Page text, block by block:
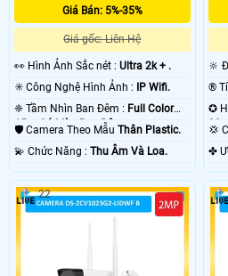
Giá Bán: 5%-35%
Giá gốc: Liên Hệ
️👀 Hình Ảnh Sắc nét : Ultra 2k + .
✳️ Công Nghệ Hình Ảnh : IP Wifi.
❈ Tầm Nhìn Ban Đêm : Full Color
15m Có Màu Ban Ðêm.
🛡 Camera Theo Mẫu Thân Plastic.
️💫 Chức Năng : Thu Âm Và Loa.
22